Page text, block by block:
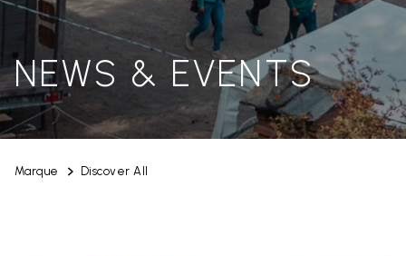
NEWS & EVENTS
Marque Discover All